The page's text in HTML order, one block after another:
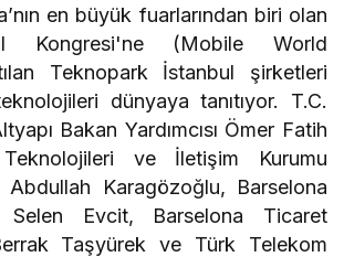
en büyük fuarlarından biri olan
Kongresi'ne (Mobile World
Teknopark İstanbul şirketleri
dünyaya tanıtıyor. T.C.
Bakan Yardımcısı Ömer Fatih
ve İletişim Kurumu
Abdullah Karagözoğlu, Barselona
Selen Evcit, Barselona Ticaret
Taşyürek ve Türk Telekom